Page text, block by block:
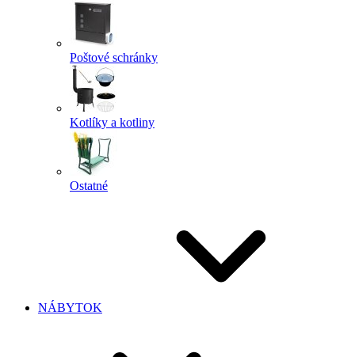
Poštové schránky
Kotlíky a kotliny
Ostatné
NÁBYTOK